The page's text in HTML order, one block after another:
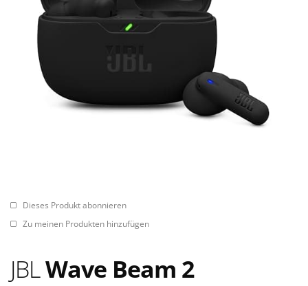
Dieses Produkt abonnieren
Zu meinen Produkten hinzufügen
JBLWave Beam 2